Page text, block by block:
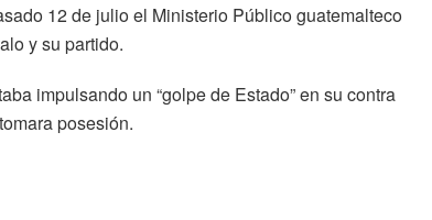
12 de julio el Ministerio Público guatemalteco
y su partido.
impulsando un “golpe de Estado” en su contra
posesión.